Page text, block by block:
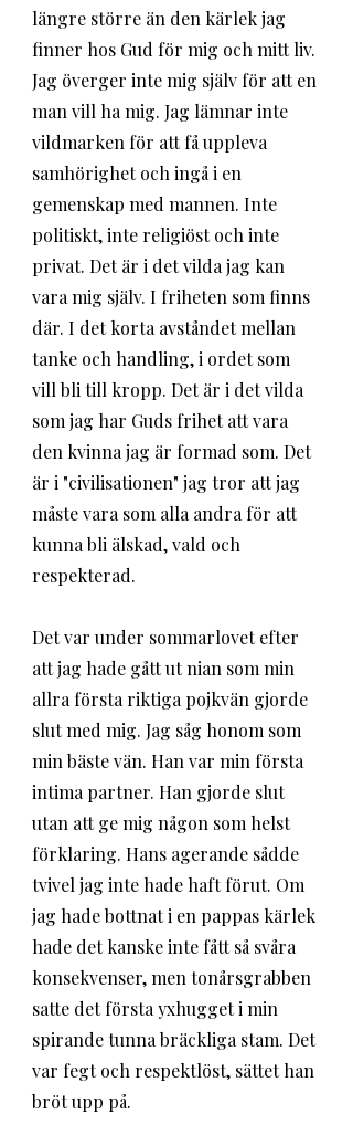
längre större än den kärlek jag
finner hos Gud för mig och mitt liv.
Jag överger inte mig själv för att en
man vill ha mig. Jag lämnar inte
vildmarken för att få uppleva
samhörighet och ingå i en
gemenskap med mannen. Inte
politiskt, inte religiöst och inte
privat. Det är i det vilda jag kan
vara mig själv. I friheten som finns
där. I det korta avståndet mellan
tanke och handling, i ordet som
vill bli till kropp. Det är i det vilda
som jag har Guds frihet att vara
den kvinna jag är formad som. Det
är i "civilisationen" jag tror att jag
måste vara som alla andra för att
kunna bli älskad, vald och
respekterad.
Det var under sommarlovet efter
att jag hade gått ut nian som min
allra första riktiga pojkvän gjorde
slut med mig. Jag såg honom som
min bäste vän. Han var min första
intima partner. Han gjorde slut
utan att ge mig någon som helst
förklaring. Hans agerande sådde
tvivel jag inte hade haft förut. Om
jag hade bottnat i en pappas kärlek
hade det kanske inte fått så svåra
konsekvenser, men tonårsgrabben
satte det första yxhugget i min
spirande tunna bräckliga stam. Det
var fegt och respektlöst, sättet han
bröt upp på.